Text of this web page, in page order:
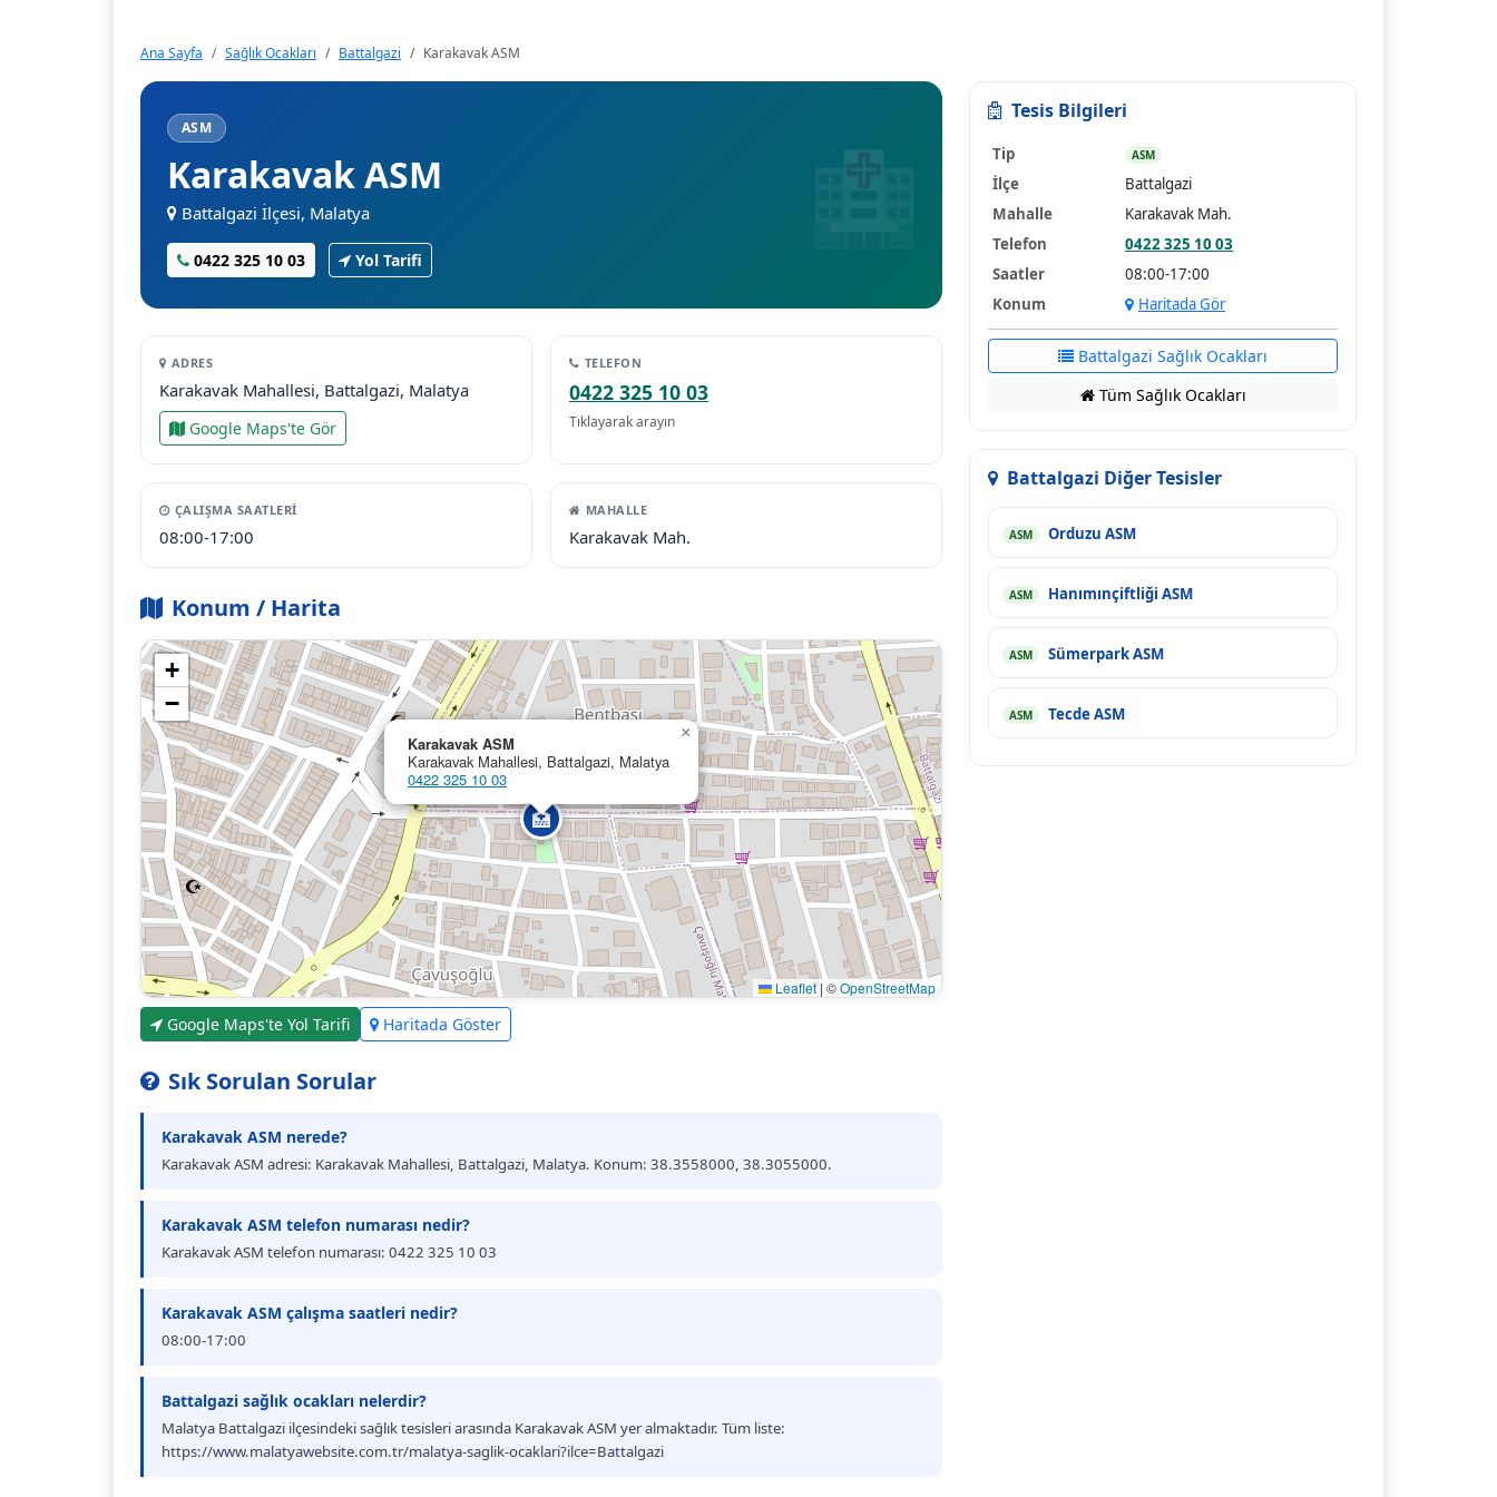
Ana Sayfa Sağlık Ocakları Battalgazi Karakavak ASM
ASM
Karakavak ASM
Battalgazi İlçesi, Malatya
0422 325 10 03 Yol Tarifi
ADRES
Karakavak Mahallesi, Battalgazi, Malatya
Google Maps'te Gör
TELEFON
0422 325 10 03
Tıklayarak arayın
ÇALIŞMA SAATLERI
08:00-17:00
MAHALLE
Karakavak Mah.
Konum / Harita
🏥
Karakavak ASM
Karakavak Mahallesi, Battalgazi, Malatya
0422 325 10 03
×
+
−
Leaflet | ©OpenStreetMap
Google Maps'te Yol Tarifi Haritada Göster
Sık Sorulan Sorular
Karakavak ASM nerede?
Karakavak ASM adresi: Karakavak Mahallesi, Battalgazi, Malatya. Konum: 38.3558000, 38.3055000.
Karakavak ASM telefon numarası nedir?
Karakavak ASM telefon numarası: 0422 325 10 03
Karakavak ASM çalışma saatleri nedir?
08:00-17:00
Battalgazi sağlık ocakları nelerdir?
Malatya Battalgazi ilçesindeki sağlık tesisleri arasında Karakavak ASM yer almaktadır. Tüm liste:
https://www.malatyawebsite.com.tr/malatya-saglik-ocaklari?ilce=Battalgazi
Tesis Bilgileri
Tip ASM
İlçe
Battalgazi
Mahalle
Karakavak Mah.
Telefon
0422 325 10 03
Saatler
08:00-17:00
Konum
Haritada Gör
Battalgazi Sağlık Ocakları
Tüm Sağlık Ocakları
Battalgazi Diğer Tesisler
ASM Orduzu ASM
ASM Hanımınçiftliği ASM
ASM Sümerpark ASM
ASM Tecde ASM